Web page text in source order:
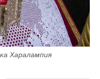
Харалампия